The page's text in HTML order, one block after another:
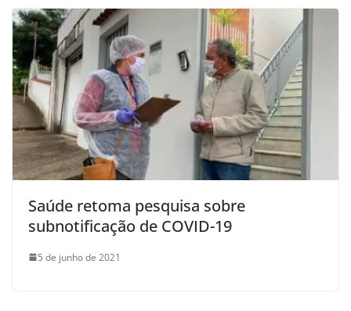
Saúde retoma pesquisa sobre
subnotificação de COVID-19
5 de junho de 2021